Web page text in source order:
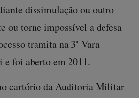
dissimulação ou outro
ou torne impossível a defesa
tramita na 3ª Vara
foi aberto em 2011.
cartório da Auditoria Militar